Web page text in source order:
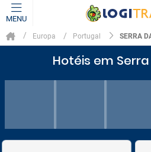
MENU
Europa Portugal SERRA
Hotéis em